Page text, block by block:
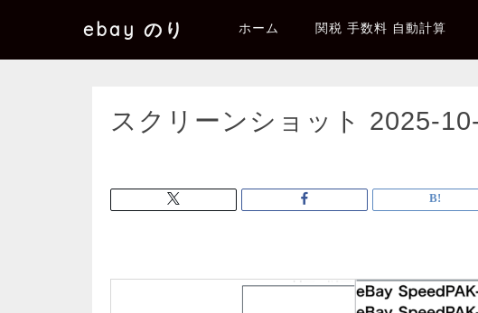
ebay のり ホーム 関税 手数料 自動計算
スクリーンショット 2025-